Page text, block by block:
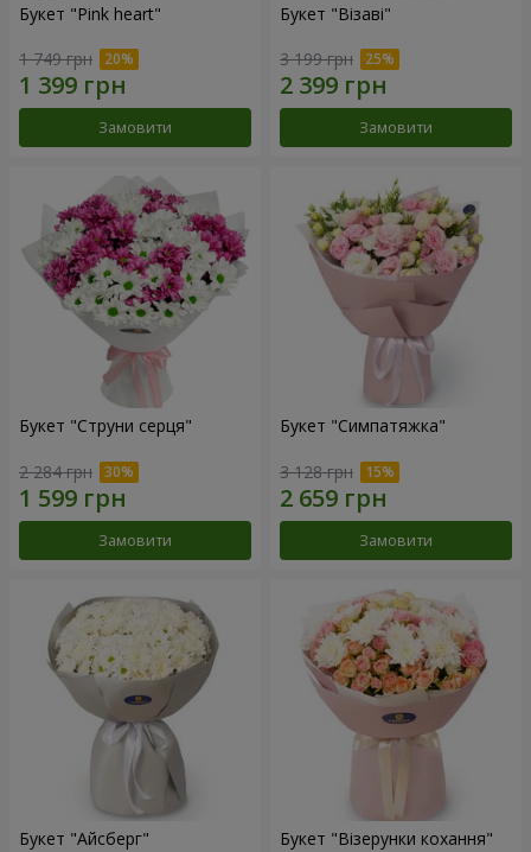
Букет "Pink heart"
1 749 грн
Замовити
Букет "Візаві"
3 199 грн
Замовити
Букет "Струни серця"
2 284 грн
Замовити
Букет "Симпатяжка"
3 128 грн
Замовити
Букет "Айсберг" Букет "Візерунки кохання"